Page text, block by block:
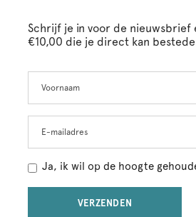
Schrijf je in voor de nieuwsbrief
€10,00 die je direct kan
this
field
blank
Ja, ik wil op de hoogte
VERZENDEN